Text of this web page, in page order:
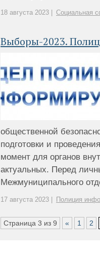
18 августа 2023 | Социальная
Выборы-2023.
общественной
подготовки и
момент для органов
актуальных. Перед
Межмуниципального
17 августа 2023 | Полиция
Страница 3 из 9 « 1 2